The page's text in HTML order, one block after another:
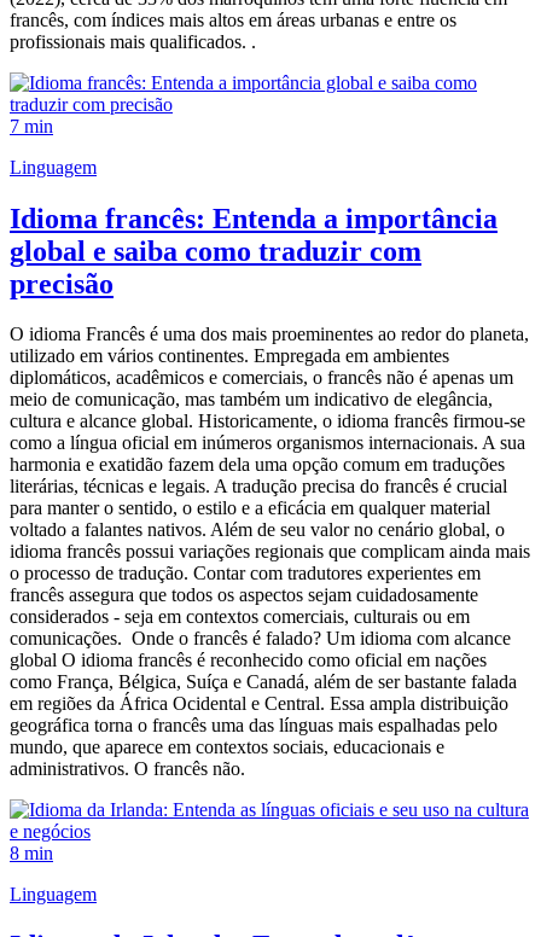
francês, com índices mais altos em áreas urbanas e entre os
profissionais mais qualificados. .
7 min
Linguagem
Idioma francês: Entenda a importância
global e saiba como traduzir com
precisão
O idioma Francês é uma dos mais proeminentes ao redor do planeta,
utilizado em vários continentes. Empregada em ambientes
diplomáticos, acadêmicos e comerciais, o francês não é apenas um
meio de comunicação, mas também um indicativo de elegância,
cultura e alcance global. Historicamente, o idioma francês firmou-se
como a língua oficial em inúmeros organismos internacionais. A sua
harmonia e exatidão fazem dela uma opção comum em traduções
literárias, técnicas e legais. A tradução precisa do francês é crucial
para manter o sentido, o estilo e a eficácia em qualquer material
voltado a falantes nativos. Além de seu valor no cenário global, o
idioma francês possui variações regionais que complicam ainda mais
o processo de tradução. Contar com tradutores experientes em
francês assegura que todos os aspectos sejam cuidadosamente
considerados - seja em contextos comerciais, culturais ou em
comunicações. Onde o francês é falado? Um idioma com alcance
global O idioma francês é reconhecido como oficial em nações
como França, Bélgica, Suíça e Canadá, além de ser bastante falada
em regiões da África Ocidental e Central. Essa ampla distribuição
geográfica torna o francês uma das línguas mais espalhadas pelo
mundo, que aparece em contextos sociais, educacionais e
administrativos. O francês não.
8 min
Linguagem